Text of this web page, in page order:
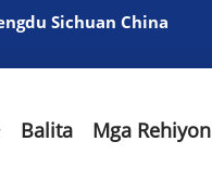
Sichuan China
Balita Mga Rehiyon